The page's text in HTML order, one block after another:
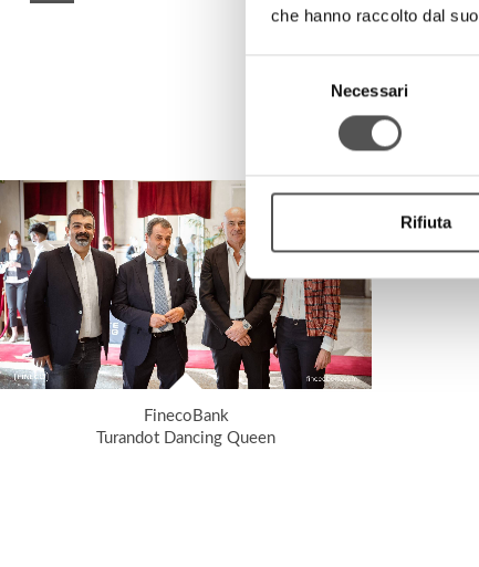
che hanno raccolto dal
Necessari
Rifiuta
FinecoBank
Turandot Dancing Queen